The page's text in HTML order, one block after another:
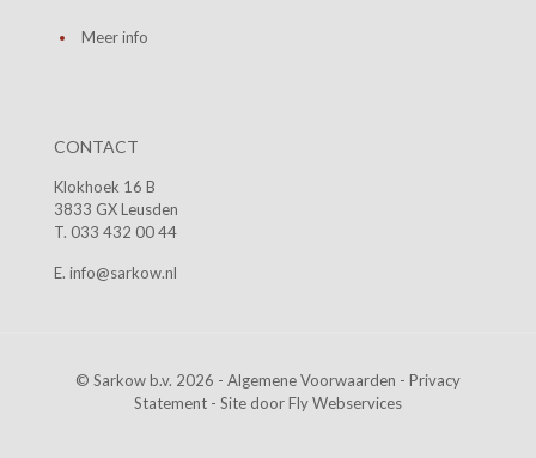
Meer info
CONTACT
Klokhoek 16 B
3833 GX Leusden
T. 033 432 00 44
E. info@sarkow.nl
© Sarkow b.v. 2026 - Algemene Voorwaarden - Privacy
Statement - Site doorFly Webservices